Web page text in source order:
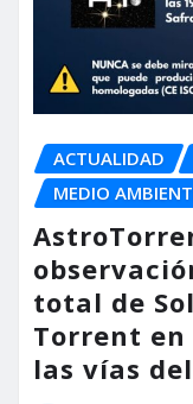
ACTUALIDAD
MEDIO
total de
Torrent
las vías del